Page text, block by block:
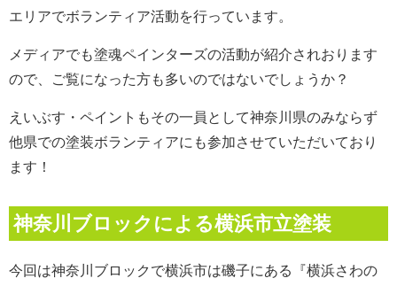
エリアでボランティア活動を行っています。
メディアでも塗魂ペインターズの活動が紹介されおります
ので、ご覧になった方も多いのではないでしょうか？
えいぶす・ペイントもその一員として神奈川県のみならず
他県での塗装ボランティアにも参加させていただいており
ます！
神奈川ブロックによる横浜市立塗装
今回は神奈川ブロックで横浜市は磯子にある『横浜さわの